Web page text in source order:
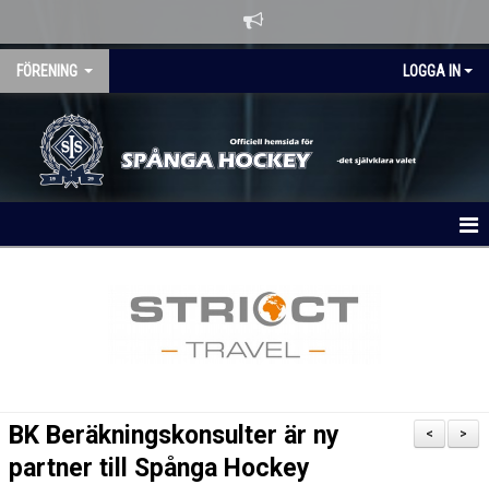
FÖRENING LOGGA IN
MATCHER
>
<
BK Beräkningskonsulter är ny
partner till Spånga Hockey